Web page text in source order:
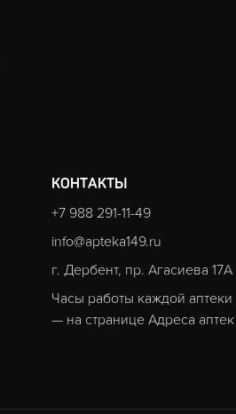
КОНТАКТЫ
+7 988 291-11-49
info@apteka149.ru
г. Дербент, пр. Агасиева 17А
Часы работы каждой аптеки
— на странице Адреса аптек